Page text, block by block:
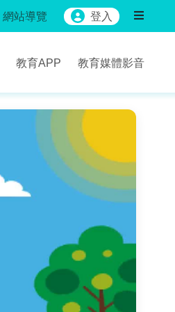
網站導覽 登入
教育APP 教育媒體影音